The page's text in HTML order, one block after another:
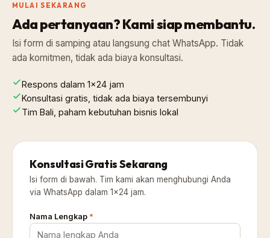
MULAI SEKARANG
Ada pertanyaan? Kami siap membantu.
Isi form di samping atau langsung chat WhatsApp. Tidak
ada komitmen, tidak ada biaya konsultasi.
Respons dalam 1×24 jam
Konsultasi gratis, tidak ada biaya tersembunyi
Tim Bali, paham kebutuhan bisnis lokal
Konsultasi Gratis Sekarang
Isi form di bawah. Tim kami akan menghubungi Anda
via WhatsApp dalam 1×24 jam.
Nama Lengkap *